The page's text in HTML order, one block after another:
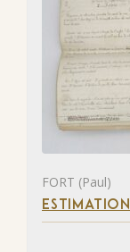
FORT (Paul)